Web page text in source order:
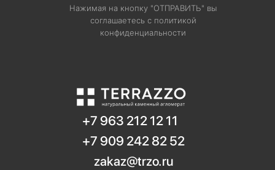
zakaz@trzo.ru
+7 963 212 12 11
+7 909 242 82 52
Нажимая на кнопку "ОТПРАВИТЬ" вы
соглашаетесь с политикой
конфиденциальности